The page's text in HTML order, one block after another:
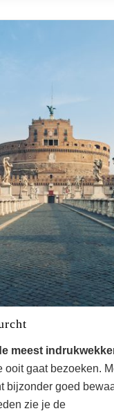
meest
ooit gaat bezoeken.
bijzonder goed
zie je de